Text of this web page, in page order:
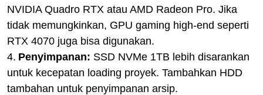
NVIDIA Quadro RTX atau AMD Radeon Pro. Jika
tidak memungkinkan, GPU gaming high-end seperti
RTX 4070 juga bisa digunakan.
4. Penyimpanan: SSD NVMe 1TB lebih disarankan
untuk kecepatan loading proyek. Tambahkan HDD
tambahan untuk penyimpanan arsip.